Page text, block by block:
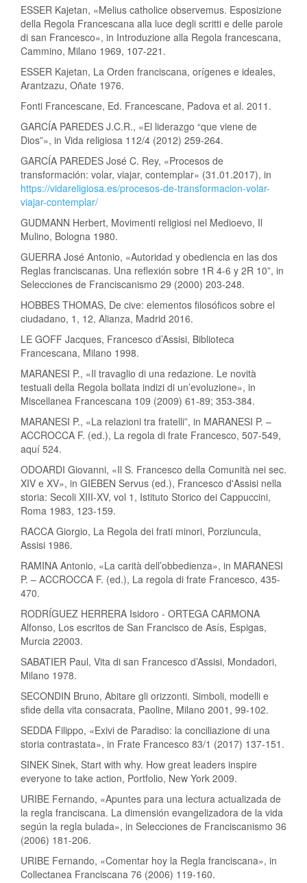
ESSER Kajetan, «Melius catholice observemus. Esposizione
della Regola Francescana alla luce degli scritti e delle parole
di san Francesco», in Introduzione alla Regola francescana,
Cammino, Milano 1969, 107-221.
ESSER Kajetan, La Orden franciscana, orígenes e ideales,
Arantzazu, Oñate 1976.
Fonti Francescane, Ed. Francescane, Padova et al. 2011.
GARCÍA PAREDES J.C.R., «El liderazgo “que viene de
Dios”», in Vida religiosa 112/4 (2012) 259-264.
GARCÍA PAREDES José C. Rey, «Procesos de
transformación: volar, viajar, contemplar» (31.01.2017), in
https://vidareligiosa.es/procesos-de-transformacion-volar-
viajar-contemplar/
GUDMANN Herbert, Movimenti religiosi nel Medioevo, Il
Mulino, Bologna 1980.
GUERRA José Antonio, «Autoridad y obediencia en las dos
Reglas franciscanas. Una reflexión sobre 1R 4-6 y 2R 10”, in
Selecciones de Franciscanismo 29 (2000) 203-248.
HOBBES THOMAS, De cive: elementos filosóficos sobre el
ciudadano, 1, 12, Alianza, Madrid 2016.
LE GOFF Jacques, Francesco d’Assisi, Biblioteca
Francescana, Milano 1998.
MARANESI P., «Il travaglio di una redazione. Le novità
testuali della Regola bollata indizi di un’evoluzione», in
Miscellanea Francescana 109 (2009) 61-89; 353-384.
MARANESI P., «La relazioni tra fratelli”, in MARANESI P. –
ACCROCCA F. (ed.), La regola di frate Francesco, 507-549,
aquí 524.
ODOARDI Giovanni, «Il S. Francesco della Comunità nei sec.
XIV e XV», in GIEBEN Servus (ed.), Francesco d'Assisi nella
storia: Secoli XIII-XV, vol 1, Istituto Storico dei Cappuccini,
Roma 1983, 123-159.
RACCA Giorgio, La Regola dei frati minori, Porziuncula,
Assisi 1986.
RAMINA Antonio, «La carità dell’obbedienza», in MARANESI
P. – ACCROCCA F. (ed.), La regola di frate Francesco, 435-
470.
RODRÍGUEZ HERRERA Isidoro - ORTEGA CARMONA
Alfonso, Los escritos de San Francisco de Asís, Espigas,
Murcia 22003.
SABATIER Paul, Vita di san Francesco d’Assisi, Mondadori,
Milano 1978.
SECONDIN Bruno, Abitare gli orizzonti. Simboli, modelli e
sfide della vita consacrata, Paoline, Milano 2001, 99-102.
SEDDA Filippo, «Exivi de Paradiso: la conciliazione di una
storia contrastata», in Frate Francesco 83/1 (2017) 137-151.
SINEK Sinek, Start with why. How great leaders inspire
everyone to take action, Portfolio, New York 2009.
URIBE Fernando, «Apuntes para una lectura actualizada de
la regla franciscana. La dimensión evangelizadora de la vida
según la regla bulada», in Selecciones de Franciscanismo 36
(2006) 181-206.
URIBE Fernando, «Comentar hoy la Regla franciscana», in
Collectanea Franciscana 76 (2006) 119-160.